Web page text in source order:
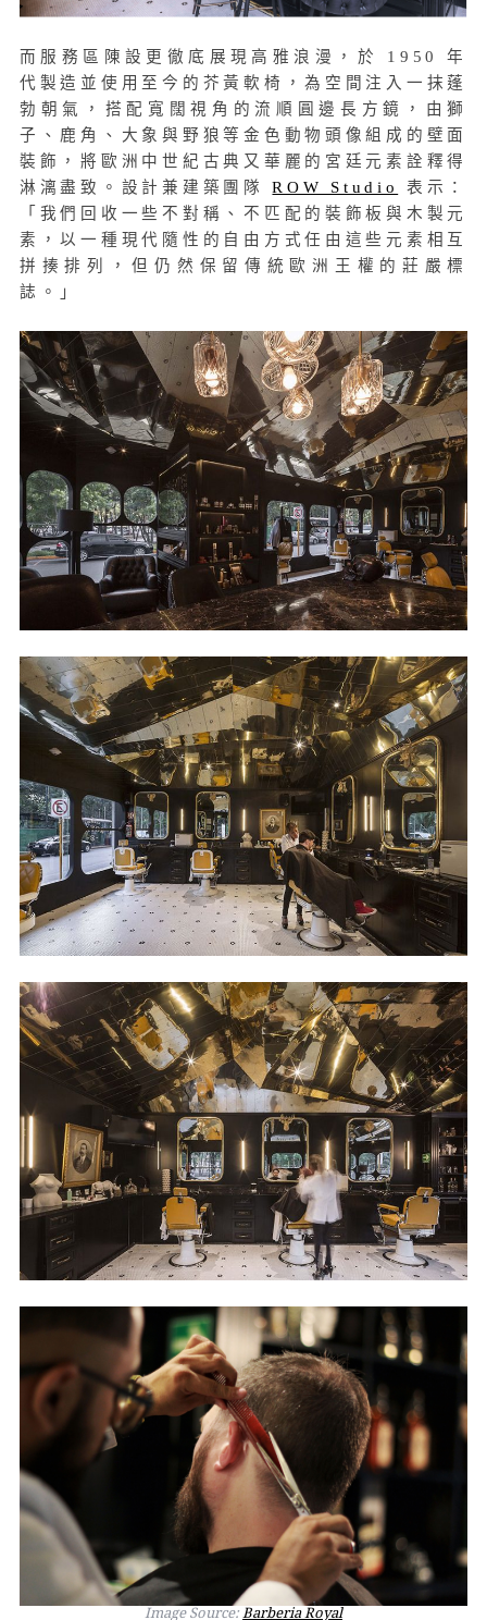
而服務區陳設更徹底展現高雅浪漫，於 1950 年
代製造並使用至今的芥黃軟椅，為空間注入一抹蓬
勃朝氣，搭配寬闊視角的流順圓邊長方鏡，由獅
子、鹿角、大象與野狼等金色動物頭像組成的壁面
裝飾，將歐洲中世紀古典又華麗的宮廷元素詮釋得
淋漓盡致。設計兼建築團隊ROW Studio
表示：
「我們回收一些不對稱、不匹配的裝飾板與木製元
素，以一種現代隨性的自由方式任由這些元素相互
拼揍排列，但仍然保留傳統歐洲王權的莊嚴標
誌。」
Image Source:Barberia Royal